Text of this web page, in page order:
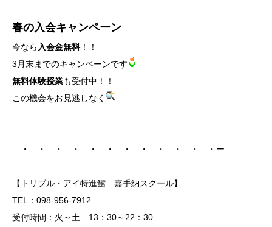
春の入会キャンペーン
今なら 入会金無料！！
3月末までのキャンペーンです
無料体験授業も受付中！！
この機会をお見逃しなく
―・―・―・―・―・―・―・―・―・―・―・―・ー
【トリプル・アイ特進館 嘉手納スクール】
TEL：098-956-7912
受付時間：火～土 13：30～22：30